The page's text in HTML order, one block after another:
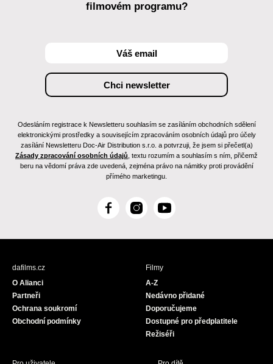
filmovém programu?
Odesláním registrace k Newsletteru souhlasím se zasíláním obchodních sdělení
elektronickými prostředky a souvisejícím zpracováním osobních údajů pro účely
zasílání Newsletteru Doc-Air Distribution s.r.o. a potvrzuji, že jsem si přečetl(a)
Zásady zpracování osobních údajů , textu rozumím a souhlasím s ním, přičemž
beru na vědomí práva zde uvedená, zejména právo na námitky proti provádění
přímého marketingu.
F
c
I
s
Y
u
dafilms.cz
O Alianci
Partneři
Ochrana soukromí
Obchodní podmínky
Filmy
A-Z
Nedávno přidané
Doporučujeme
Dostupné pro předplatitele
Režiséři